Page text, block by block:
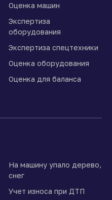
Оценка машин
Экспертиза
оборудования
Экспертиза спецтехники
Оценка оборудования
Оценка для баланса
На машину упало дерево,
снег
Учет износа при ДТП